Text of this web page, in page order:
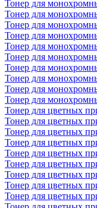
Тонер для
Тонер для
Тонер для
Тонер для
Тонер для
Тонер для
Тонер для
Тонер для
Тонер для
Тонер для
Тонер для цветных
Тонер для цветных
Тонер для цветных
Тонер для цветных
Тонер для цветных
Тонер для цветных
Тонер для цветных
Тонер для цветных
Тонер для цветных